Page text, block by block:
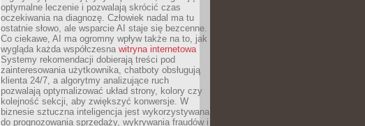
optymalne leczenie i pozwalają skrócić czas
oczekiwania na diagnozę. Człowiek nadal ma tu
ostatnie słowo, ale wsparcie AI staje się bezcenne.
Co ciekawe, AI ma ogromny wpływ także na to, jak
wygląda każda współczesna witryna internetowa
Systemy rekomendacji dobierają treści pod
zainteresowania użytkownika, chatboty obsługują
klienta 24/7, a algorytmy analizujące ruch
pozwalają optymalizować układ strony, kolory czy
kolejność sekcji, aby zwiększyć konwersje. W
biznesie sztuczna inteligencja jest wykorzystywana
do prognozowania sprzedaży, wykrywania fraudów i